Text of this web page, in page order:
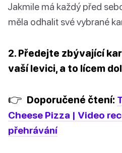
Jakmile má každý před
měla odhalit své vybrané
2. Předejte zbývající
vaší levici, a to lícem
👉 Doporučené čtení:
Cheese Pizza | Video
přehrávání